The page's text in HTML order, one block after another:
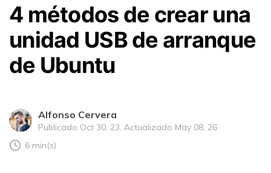
4 métodos de crear una
unidad USB de arranque
de Ubuntu
Alfonso Cervera
Publicado Oct 30, 23, Actualizado May 08, 26
6 min(s)